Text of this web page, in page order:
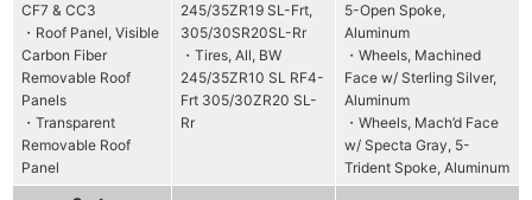
CF7 & CC3
・Roof Panel, Visible
Carbon Fiber
Removable Roof
Panels
・Transparent
Removable Roof
Panel
245/35ZR19 SL-Frt,
305/30SR20SL-Rr
・Tires, All, BW
245/35ZR10 SL RF4-
Frt 305/30ZR20 SL-
Rr
5-Open Spoke,
Aluminum
・Wheels, Machined
Face w/ Sterling Silver,
Aluminum
・Wheels, Mach’d Face
w/ Specta Gray, 5-
Trident Spoke, Aluminum